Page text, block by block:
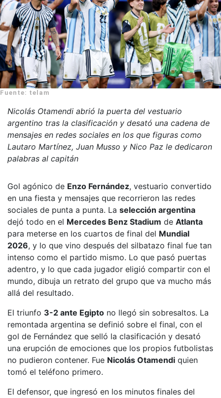
Fuente: telam
Nicolás Otamendi abrió la puerta del vestuario
argentino tras la clasificación y desató una cadena de
mensajes en redes sociales en los que figuras como
Lautaro Martínez, Juan Musso y Nico Paz le dedicaron
palabras al capitán
Gol agónico de Enzo Fernández, vestuario convertido
en una fiesta y mensajes que recorrieron las redes
sociales de punta a punta. La selección argentina
dejó todo en el Mercedes Benz Stadium de Atlanta
para meterse en los cuartos de final del Mundial
2026, y lo que vino después del silbatazo final fue tan
intenso como el partido mismo. Lo que pasó puertas
adentro, y lo que cada jugador eligió compartir con el
mundo, dibuja un retrato del grupo que va mucho más
allá del resultado.
El triunfo 3-2 ante Egipto no llegó sin sobresaltos. La
remontada argentina se definió sobre el final, con el
gol de Fernández que selló la clasificación y desató
una erupción de emociones que los propios futbolistas
no pudieron contener. Fue Nicolás Otamendi quien
tomó el teléfono primero.
El defensor, que ingresó en los minutos finales del